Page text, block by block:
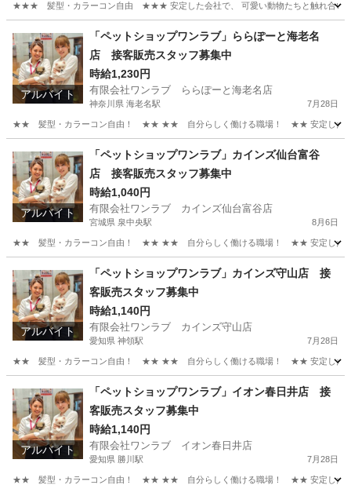
★★★ 髪型・カラーコン自由 ★★★ 安定した会社で、 可愛い動物たちと触れ合いな
四ツ小屋駅 その他 動物
アルバイト
「ペットショップワンラブ」ららぽーと海老名
店 接客販売スタッフ募集中
時給1,230円
有限会社ワンラブ ららぽーと海老名店
神奈川県 海老名駅 7月28日
★★ 髪型・カラーコン自由！ ★★ ★★ 自分らしく働ける職場！ ★★ 安定した会社で
海老名市 海老名駅 その他 スタッフ
アルバイト
「ペットショップワンラブ」カインズ仙台富谷
店 接客販売スタッフ募集中
時給1,040円
有限会社ワンラブ カインズ仙台富谷店
宮城県 泉中央駅 8月6日
★★ 髪型・カラーコン自由！ ★★ ★★ 自分らしく働ける職場！ ★★ 安定した会社で
泉中央駅 その他 スタッフ
アルバイト
「ペットショップワンラブ」カインズ守山店 接
客販売スタッフ募集中
時給1,140円
有限会社ワンラブ カインズ守山店
愛知県 神領駅 7月28日
★★ 髪型・カラーコン自由！ ★★ ★★ 自分らしく働ける職場！ ★★ 安定した会社で
神領駅 その他 スタッフ
アルバイト
「ペットショップワンラブ」イオン春日井店 接
客販売スタッフ募集中
時給1,140円
有限会社ワンラブ イオン春日井店
愛知県 勝川駅 7月28日
★★ 髪型・カラーコン自由！ ★★ ★★ 自分らしく働ける職場！ ★★ 安定した会社で